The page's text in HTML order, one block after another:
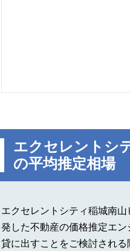
エクセレントシ
の平均推定相場
エクセレントシティ稲城南
発した不動産の価格推定エ
貸に出すことをご検討され